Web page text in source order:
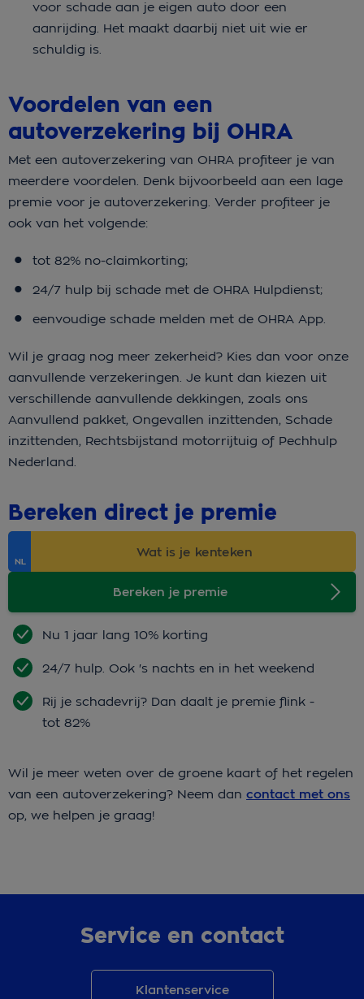
voor schade aan je eigen auto door een
aanrijding. Het maakt daarbij niet uit wie er
schuldig is.
Voordelen van een
autoverzekering bij OHRA
Met een autoverzekering van OHRA profiteer je van
meerdere voordelen. Denk bijvoorbeeld aan een lage
premie voor je autoverzekering. Verder profiteer je
ook van het volgende:
tot 82% no-claimkorting;
24/7 hulp bij schade met de OHRA Hulpdienst;
eenvoudige schade melden met de OHRA App.
Wil je graag nog meer zekerheid? Kies dan voor onze
aanvullende verzekeringen. Je kunt dan kiezen uit
verschillende aanvullende dekkingen, zoals ons
Aanvullend pakket, Ongevallen inzittenden, Schade
inzittenden, Rechtsbijstand motorrijtuig of Pechhulp
Nederland.
Bereken direct je premie
Bereken je premie
Nu 1 jaar lang 10% korting
24/7 hulp. Ook 's nachts en in het weekend
Rij je schadevrij? Dan daalt je premie flink -
tot 82%
Wil je meer weten over de groene kaart of het regelen
van een autoverzekering? Neem dan contact met ons
op, we helpen je graag!
Service en contact
Klantenservice